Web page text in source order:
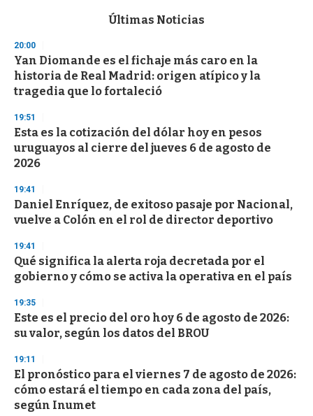
d
s
o
f
3
s
e
c
o
n
Últimas Noticias
20:00
Yan Diomande es el fichaje más caro en la
historia de Real Madrid: origen atípico y la
tragedia que lo fortaleció
19:51
Esta es la cotización del dólar hoy en pesos
uruguayos al cierre del jueves 6 de agosto de
2026
19:41
Daniel Enríquez, de exitoso pasaje por Nacional,
vuelve a Colón en el rol de director deportivo
19:41
Qué significa la alerta roja decretada por el
gobierno y cómo se activa la operativa en el país
19:35
Este es el precio del oro hoy 6 de agosto de 2026:
su valor, según los datos del BROU
19:11
El pronóstico para el viernes 7 de agosto de 2026:
cómo estará el tiempo en cada zona del país,
según Inumet